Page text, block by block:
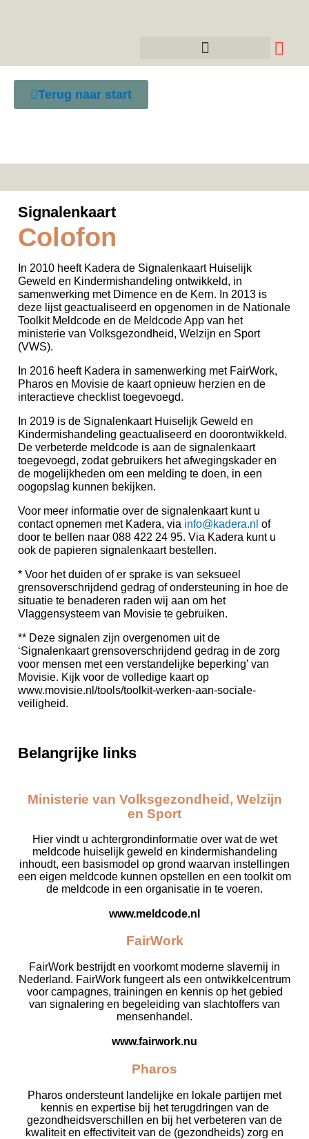
Terug naar start
Signalenkaart
Colofon
In 2010 heeft Kadera de Signalenkaart Huiselijk
Geweld en Kindermishandeling ontwikkeld, in
samenwerking met Dimence en de Kern. In 2013 is
deze lijst geactualiseerd en opgenomen in de Nationale
Toolkit Meldcode en de Meldcode App van het
ministerie van Volksgezondheid, Welzijn en Sport
(VWS).
In 2016 heeft Kadera in samenwerking met FairWork,
Pharos en Movisie de kaart opnieuw herzien en de
interactieve checklist toegevoegd.
In 2019 is de Signalenkaart Huiselijk Geweld en
Kindermishandeling geactualiseerd en doorontwikkeld.
De verbeterde meldcode is aan de signalenkaart
toegevoegd, zodat gebruikers het afwegingskader en
de mogelijkheden om een melding te doen, in een
oogopslag kunnen bekijken.
Voor meer informatie over de signalenkaart kunt u
contact opnemen met Kadera, via info@kadera.nl of
door te bellen naar 088 422 24 95. Via Kadera kunt u
ook de papieren signalenkaart bestellen.
* Voor het duiden of er sprake is van seksueel
grensoverschrijdend gedrag of ondersteuning in hoe de
situatie te benaderen raden wij aan om het
Vlaggensysteem van Movisie te gebruiken.
** Deze signalen zijn overgenomen uit de
‘Signalenkaart grensoverschrijdend gedrag in de zorg
voor mensen met een verstandelijke beperking’ van
Movisie. Kijk voor de volledige kaart op
www.movisie.nl/tools/toolkit-werken-aan-sociale-
veiligheid.
Belangrijke links
Ministerie van Volksgezondheid, Welzijn
en Sport
Hier vindt u achtergrondinformatie over wat de wet
meldcode huiselijk geweld en kindermishandeling
inhoudt, een basismodel op grond waarvan instellingen
een eigen meldcode kunnen opstellen en een toolkit om
de meldcode in een organisatie in te voeren.
www.meldcode.nl
FairWork
FairWork bestrijdt en voorkomt moderne slavernij in
Nederland. FairWork fungeert als een ontwikkelcentrum
voor campagnes, trainingen en kennis op het gebied
van signalering en begeleiding van slachtoffers van
mensenhandel.
www.fairwork.nu
Pharos
Pharos ondersteunt landelijke en lokale partijen met
kennis en expertise bij het terugdringen van de
gezondheidsverschillen en bij het verbeteren van de
kwaliteit en effectiviteit van de (gezondheids) zorg en